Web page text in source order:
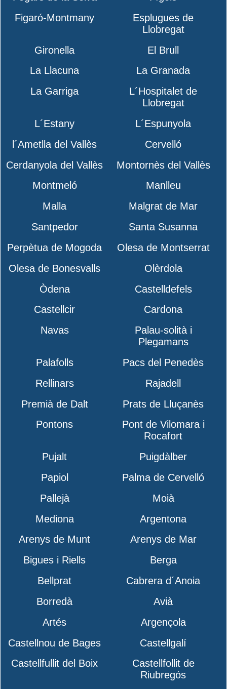
Figaró-Montmany
Esplugues de
Llobregat
Gironella
El Brull
La Llacuna
La Granada
La Garriga
L´Hospitalet de
Llobregat
L´Estany
L´Espunyola
l´Ametlla del Vallès
Cervelló
Cerdanyola del Vallès
Montornès del Vallès
Montmeló
Manlleu
Malla
Malgrat de Mar
Santpedor
Santa Susanna
Perpètua de Mogoda
Olesa de Montserrat
Olesa de Bonesvalls
Olèrdola
Òdena
Castelldefels
Castellcir
Cardona
Navas
Palau-solità i
Plegamans
Palafolls
Pacs del Penedès
Rellinars
Rajadell
Premià de Dalt
Prats de Lluçanès
Pontons
Pont de Vilomara i
Rocafort
Pujalt
Puigdàlber
Papiol
Palma de Cervelló
Pallejà
Moià
Mediona
Argentona
Arenys de Munt
Arenys de Mar
Bigues i Riells
Berga
Bellprat
Cabrera d´Anoia
Borredà
Avià
Artés
Argençola
Castellnou de Bages
Castellgalí
Castellfullit del Boix
Castellfollit de
Riubregós